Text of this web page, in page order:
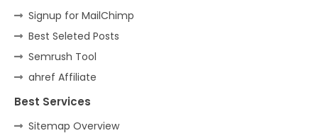
Signup for MailChimp
Best Seleted Posts
Semrush Tool
ahref Affiliate
Best Services
Sitemap Overview